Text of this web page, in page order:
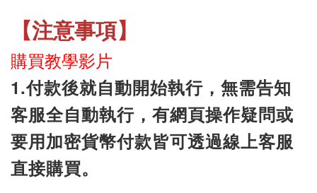
【注意事項】
購買教學影片
1.付款後就自動開始執行，無需告知
客服全自動執行，有網頁操作疑問或
要用加密貨幣付款皆可透過線上客服
直接購買。